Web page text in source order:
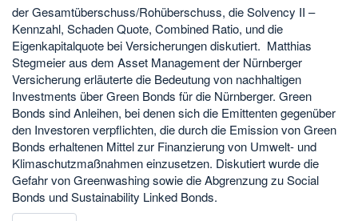
der Gesamtüberschuss/Rohüberschuss, die Solvency II –
Kennzahl, Schaden Quote, Combined Ratio, und die
Eigenkapitalquote bei Versicherungen diskutiert. Matthias
Stegmeier aus dem Asset Management der Nürnberger
Versicherung erläuterte die Bedeutung von nachhaltigen
Investments über Green Bonds für die Nürnberger. Green
Bonds sind Anleihen, bei denen sich die Emittenten gegenüber
den Investoren verpflichten, die durch die Emission von Green
Bonds erhaltenen Mittel zur Finanzierung von Umwelt- und
Klimaschutzmaßnahmen einzusetzen. Diskutiert wurde die
Gefahr von Greenwashing sowie die Abgrenzung zu Social
Bonds und Sustainability Linked Bonds.